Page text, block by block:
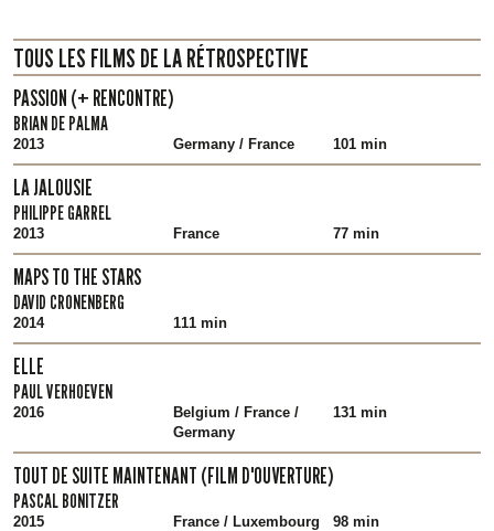
TOUS LES FILMS DE LA RÉTROSPECTIVE
PASSION (+ RENCONTRE)
BRIAN DE PALMA
2013 Germany / France 101 min
LA JALOUSIE
PHILIPPE GARREL
2013 France 77 min
MAPS TO THE STARS
DAVID CRONENBERG
2014 111 min
ELLE
PAUL VERHOEVEN
2016
Belgium / France /
Germany
131 min
TOUT DE SUITE MAINTENANT (FILM D'OUVERTURE)
PASCAL BONITZER
2015
France / Luxembourg
98 min